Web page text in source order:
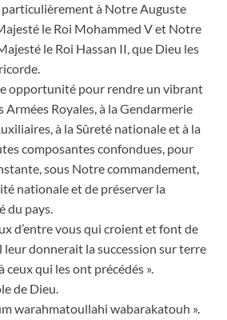
particulièrement à Notre Auguste
le Roi Mohammed V et Notre
le Roi Hassan II, que Dieu les
opportunité pour rendre un vibrant
Armées Royales, à la Gendarmerie
à la Sûreté nationale et à la
composantes confondues, pour
sous Notre commandement,
nationale et de préserver la
du pays.
d’entre vous qui croient et font de
leur donnerait la succession sur terre
ceux qui les ont précédés ».
de Dieu.
warahmatoullahi wabarakatouh ».